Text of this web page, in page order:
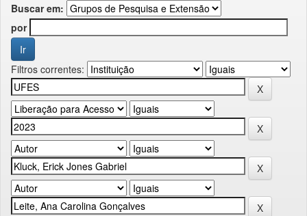
Buscar em:
por
Filtros correntes: